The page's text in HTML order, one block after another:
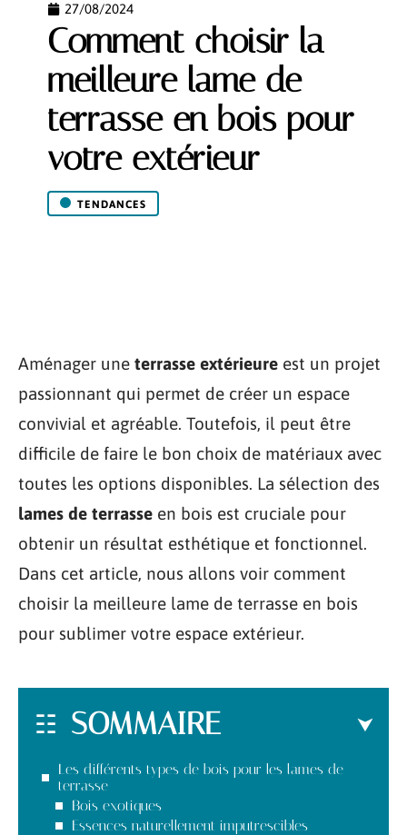
27/08/2024
Comment choisir la
meilleure lame de
terrasse en bois pour
votre extérieur
TENDANCES
Aménager une terrasse extérieure est un projet
passionnant qui permet de créer un espace
convivial et agréable. Toutefois, il peut être
difficile de faire le bon choix de matériaux avec
toutes les options disponibles. La sélection des
lames de terrasse en bois est cruciale pour
obtenir un résultat esthétique et fonctionnel.
Dans cet article, nous allons voir comment
choisir la meilleure lame de terrasse en bois
pour sublimer votre espace extérieur.
SOMMAIRE
Les différents types de bois pour les lames de
terrasse
Bois exotiques
Essences naturellement imputrescibles